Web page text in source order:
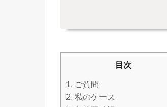
目次
1. ご質問
2. 私のケース